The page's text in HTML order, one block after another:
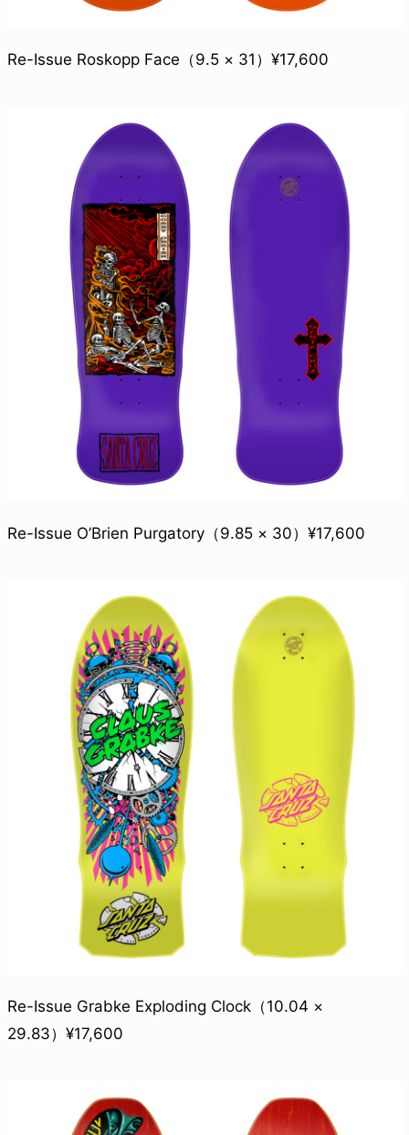
Re-Issue Roskopp Face（9.5 × 31）¥17,600
Re-Issue O’Brien Purgatory（9.85 × 30）¥17,600
Re-Issue Grabke Exploding Clock（10.04 ×
29.83）¥17,600